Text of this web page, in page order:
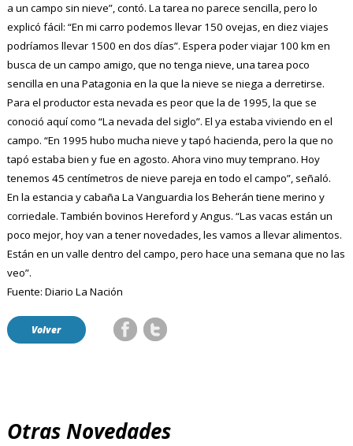
a un campo sin nieve”,contó. La tarea no parece sencilla, pero lo
explicó fácil: “En mi carro podemos llevar 150 ovejas, en diez viajes
podríamos llevar 1500 en dos días”. Espera poder viajar 100 km en
busca de un campo amigo, que no tenga nieve, una tarea poco
sencilla en una Patagonia en la que la nieve se niega a derretirse.
Para el productor esta nevada es peor que la de 1995, la que se
conoció aquí como “La nevada del siglo”. El ya estaba viviendo en el
campo. “En 1995 hubo mucha nieve y tapó hacienda, pero la que no
tapó estaba bien y fue en agosto. Ahora vino muy temprano. Hoy
tenemos 45 centímetros de nieve pareja en todo el campo”, señaló.
En la estancia y cabaña La Vanguardia los Beherán tiene merino y
corriedale. También bovinos Hereford y Angus. “Las vacas están un
poco mejor, hoy van a tener novedades, les vamos a llevar alimentos.
Están en un valle dentro del campo, pero hace una semana que no las
veo”.
Fuente: Diario La Nación
Volver
Otras Novedades